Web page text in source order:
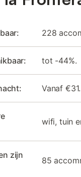
228
tot -44%.
Vanaf €31.
wifi, tuin
zijn
85